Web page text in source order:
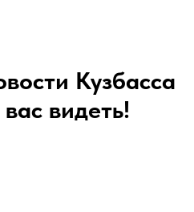
Кузбасса
видеть!